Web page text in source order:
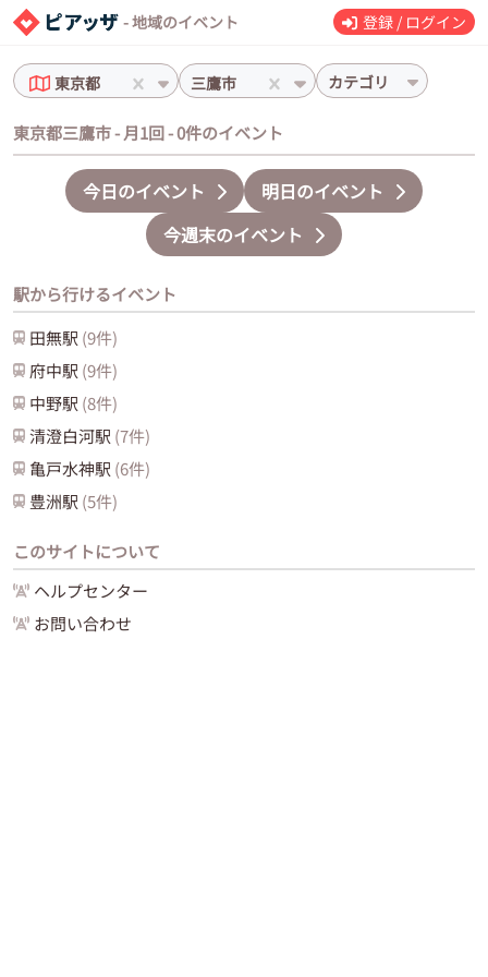
- 地域のイベント 登録 / ログイン
東京都 三鷹市 カテゴリ
東京都三鷹市 - 月1回 - 0件のイベント
今日のイベント
明日のイベント
今週末のイベント
駅から行けるイベント
田無駅 (9件)
府中駅 (9件)
中野駅 (8件)
清澄白河駅 (7件)
亀戸水神駅 (6件)
豊洲駅 (5件)
このサイトについて
ヘルプセンター
お問い合わせ